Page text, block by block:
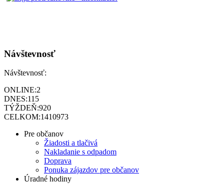
Návštevnosť
Návštevnosť:
ONLINE:2
DNES:115
TÝŽDEŇ:920
CELKOM:1410973
Pre občanov
Žiadosti a tlačivá
Nakladanie s odpadom
Doprava
Ponuka zájazdov pre občanov
Úradné hodiny